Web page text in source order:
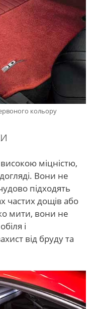
кольору
міцністю,
Вони не
підходять
частих дощів або
мити, вони не
і
від бруду та